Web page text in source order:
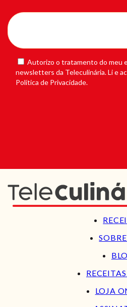
Autorizo o tratamento do meu
newsletters da Teleculinária. Li e
Política de Privacidade.
LOJA